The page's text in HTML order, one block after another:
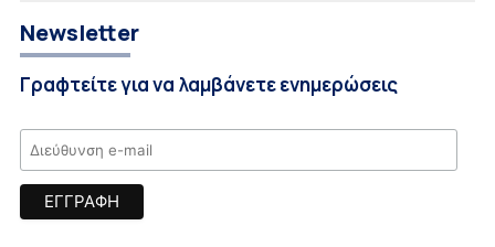
Newsletter
Γραφτείτε για να λαμβάνετε ενημερώσεις